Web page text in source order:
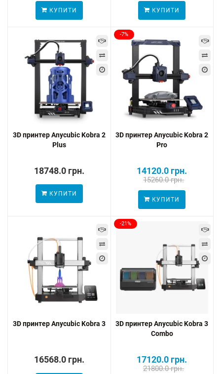
КУПИТИ КУПИТИ
3D принтер Anycubic Kobra 2
Plus
18748.0 грн.
КУПИТИ
-7%
3D принтер Anycubic Kobra 2
Pro
14120.0 грн.
15260.0 грн.
КУПИТИ
3D принтер Anycubic Kobra 3
16568.0 грн.
-21%
3D принтер Anycubic Kobra 3
Combo
17120.0 грн.
21800.0 грн.